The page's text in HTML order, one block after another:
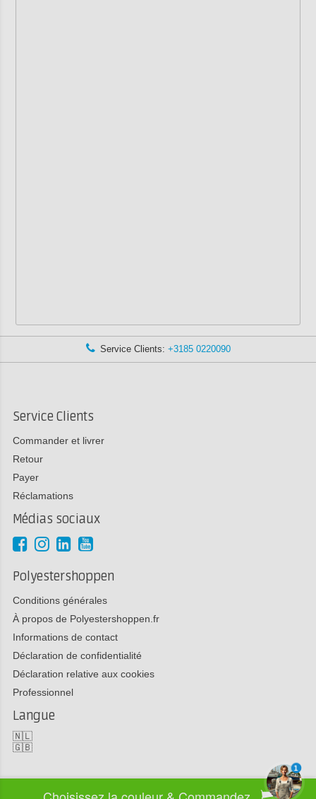
Service Clients: +3185 0220090
Service Clients
Commander et livrer
Retour
Payer
Réclamations
Médias sociaux
Polyestershoppen
Conditions générales
À propos de Polyestershoppen.fr
Informations de contact
Déclaration de confidentialité
Déclaration relative aux cookies
Professionnel
Langue
🇳🇱
🇬🇧
1